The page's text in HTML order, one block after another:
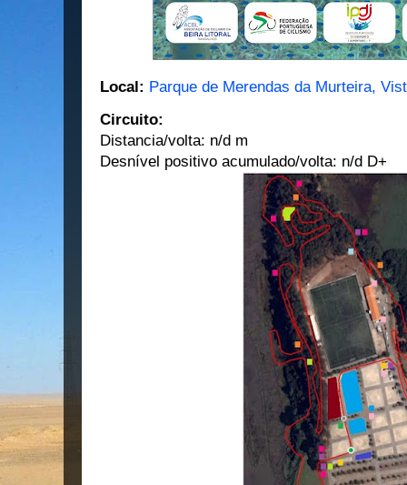
Local: Parque de Merendas da Murteira,
Circuito:
Distancia/volta: n/d m
Desnível positivo acumulado/volta: n/d D+